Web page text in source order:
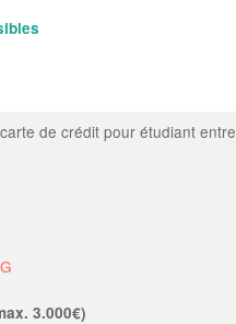
de crédit pour étudiant entre
3.000€)